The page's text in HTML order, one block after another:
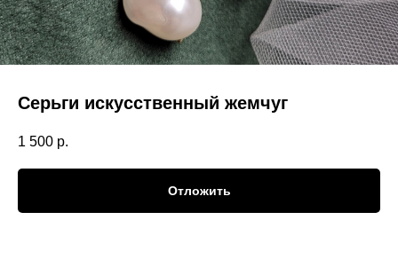
Серьги искусственный жемчуг
1 500 р.
Отложить